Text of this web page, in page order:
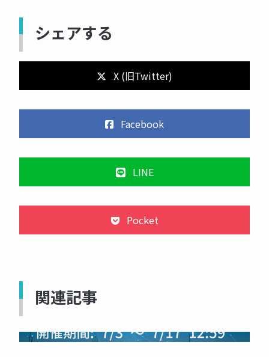
シェアする
X (旧Twitter)
Facebook
LINE
Pocket
関連記事
NOW PRINTING...